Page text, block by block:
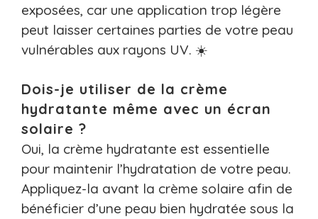
exposées, car une application trop légère
peut laisser certaines parties de votre peau
vulnérables aux rayons UV. ☀️
Dois-je utiliser de la crème
hydratante même avec un écran
solaire ?
Oui, la crème hydratante est essentielle
pour maintenir l’hydratation de votre peau.
Appliquez-la avant la crème solaire afin de
bénéficier d’une peau bien hydratée sous la